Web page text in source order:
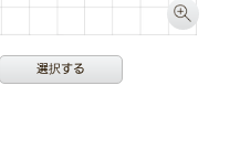
選択する